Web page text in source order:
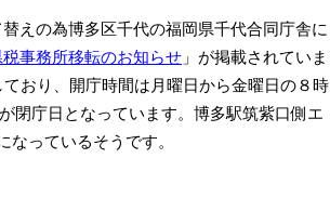
えの為博多区千代の福岡県千代合同庁舎に
事務所移転のお知らせ 」が掲載されていま
おり、開庁時間は月曜日から金曜日の８時
閉庁日となっています。博多駅筑紫口側エ
なっているそうです。